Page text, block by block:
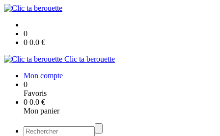
0
0 0.0 €
Clic ta berouette
Mon compte
0
Favoris
0 0.0 €
Mon panier